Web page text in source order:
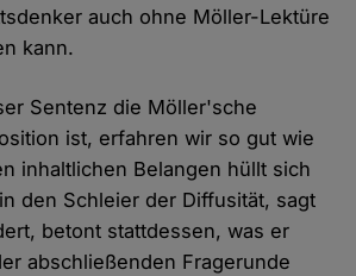
auch ohne Möller-Lektüre
kann.
Sentenz die Möller'sche
ist, erfahren wir so gut wie
inhaltlichen Belangen hüllt sich
den Schleier der Diffusität, sagt
betont stattdessen, was er
abschließenden Fragerunde